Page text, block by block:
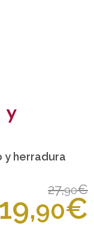
y
y herradura
27,90€
19,90€